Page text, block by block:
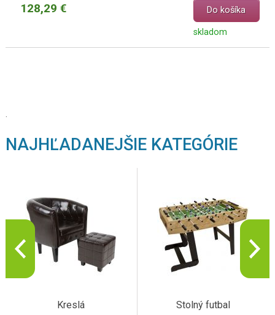
128,29 € Do košíka
skladom
.
NAJHĽADANEJŠIE KATEGÓRIE
Kreslá Stolný futbal